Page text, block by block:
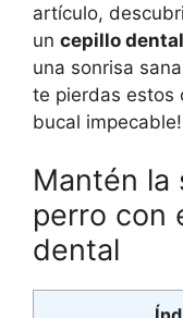
artículo,
un cepillo
una sonrisa
te pierdas estos
bucal impecable!
Mantén la
perro con
dental